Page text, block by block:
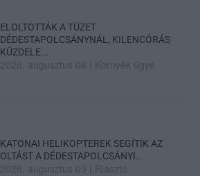
ELOLTOTTÁK A TÜZET
DÉDESTAPOLCSÁNYNÁL, KILENCÓRÁS
KÜZDELE...
2026. augusztus 06 Környék ügye
KATONAI HELIKOPTEREK SEGÍTIK AZ
OLTÁST A DÉDESTAPOLCSÁNYI...
2026. augusztus 05 Riasztó